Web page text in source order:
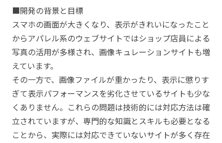
■開発の背景と目標
スマホの画面が大きくなり、表示がきれいになったこと
からアパレル系のウェブサイトではショップ店員による
写真の活用が多様され、画像キュレーションサイトも増
えています。
その一方で、画像ファイルが重かったり、表示に懲りす
ぎて表示パフォーマンスを劣化させているサイトも少な
くありません。これらの問題は技術的には対応方法は確
立されていますが、専門的な知識とスキルも必要となる
ことから、実際には対応できていないサイトが多く存在